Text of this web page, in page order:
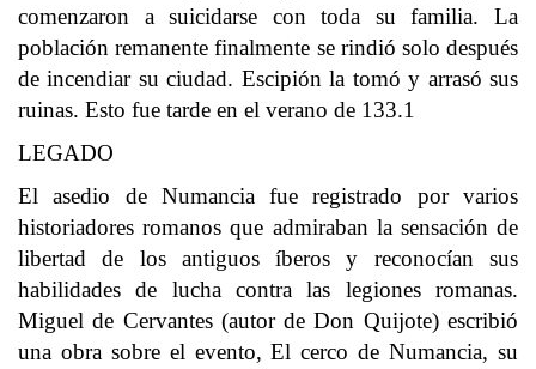
comenzaron a suicidarse con toda su familia. La
población remanente finalmente se rindió solo después
de incendiar su ciudad. Escipión la tomó y arrasó sus
ruinas. Esto fue tarde en el verano de 133.1​
LEGADO
El asedio de Numancia fue registrado por varios
historiadores romanos que admiraban la sensación de
libertad de los antiguos íberos y reconocían sus
habilidades de lucha contra las legiones romanas.
Miguel de Cervantes (autor de Don Quijote) escribió
una obra sobre el evento, El cerco de Numancia, su